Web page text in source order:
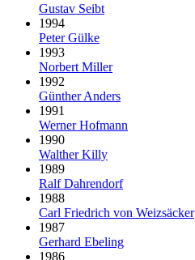
Gustav Seibt
1994
Peter Gülke
1993
Norbert Miller
1992
Günther Anders
1991
Werner Hofmann
1990
Walther Killy
1989
Ralf Dahrendorf
1988
Carl Friedrich von Weizsäcker
1987
Gerhard Ebeling
1986